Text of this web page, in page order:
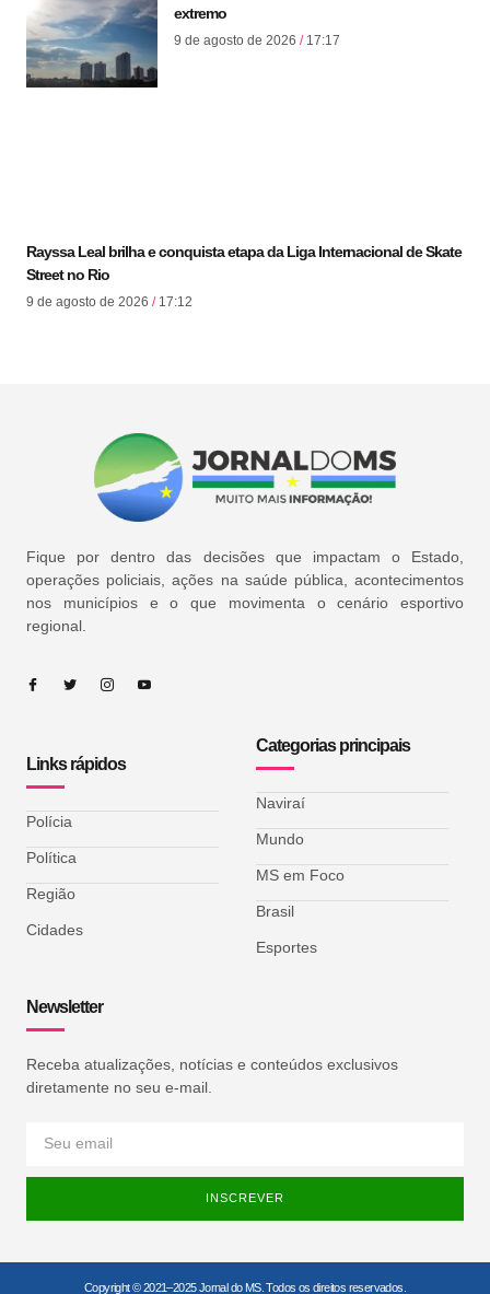
extremo
9 de agosto de 2026 17:17
Rayssa Leal brilha e conquista etapa da Liga Internacional de Skate
Street no Rio
9 de agosto de 2026 17:12
Fique por dentro das decisões que impactam o Estado,
operações policiais, ações na saúde pública, acontecimentos
nos municípios e o que movimenta o cenário esportivo
regional.
Links rápidos
Polícia
Política
Região
Cidades
Categorias principais
Naviraí
Mundo
MS em Foco
Brasil
Esportes
Newsletter
Receba atualizações, notícias e conteúdos exclusivos
diretamente no seu e-mail.
INSCREVER
Copyright © 2021–2025 Jornal do MS. Todos os direitos reservados.